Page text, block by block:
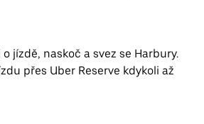
jízdě, naskoč a svez se Harbury.
přes Uber Reserve kdykoli až